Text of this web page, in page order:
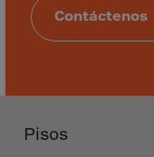
Mali
Contáctenos
Pisos